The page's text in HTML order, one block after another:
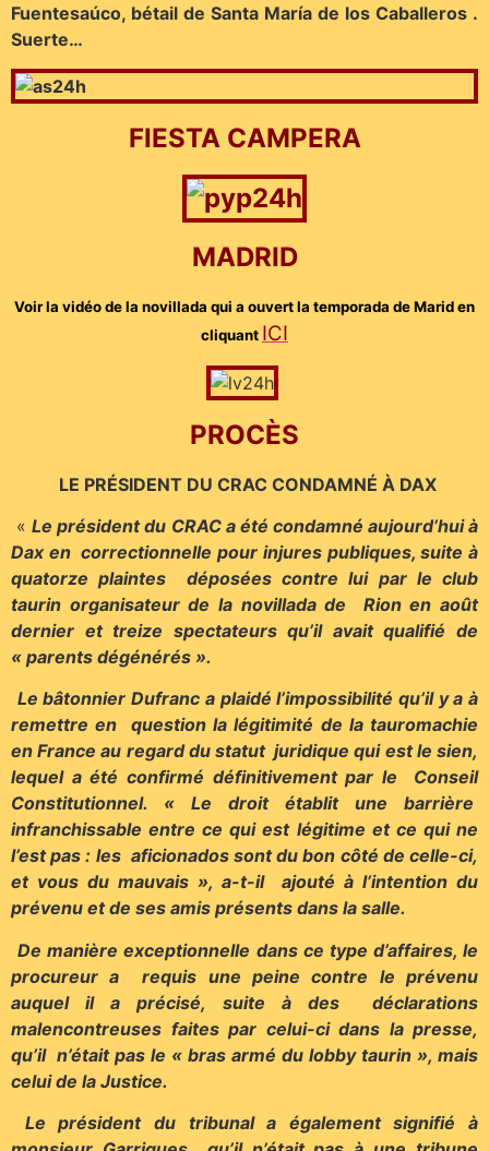
Fuentesaúco, bétail de Santa María de los Caballeros .
Suerte…
FIESTA CAMPERA
MADRID
Voir la vidéo de la novillada qui a ouvert la temporada de Marid en
cliquant ICI
PROCÈS
LE PRÉSIDENT DU CRAC CONDAMNÉ À DAX
«Le président du CRAC a été condamné aujourd’hui à
Dax en correctionnelle pour injures publiques, suite à
quatorze plaintes déposées contre lui par le club
taurin organisateur de la novillada de Rion en août
dernier et treize spectateurs qu’il avait qualifié de
« parents dégénérés ».
Le bâtonnier Dufranc a plaidé l’impossibilité qu’il y a à
remettre en question la légitimité de la tauromachie
en France au regard du statut juridique qui est le sien,
lequel a été confirmé définitivement par le Conseil
Constitutionnel. « Le droit établit une barrière
infranchissable entre ce qui est légitime et ce qui ne
l’est pas : les aficionados sont du bon côté de celle-ci,
et vous du mauvais », a-t-il ajouté à l’intention du
prévenu et de ses amis présents dans la salle.
De manière exceptionnelle dans ce type d’affaires, le
procureur a requis une peine contre le prévenu
auquel il a précisé, suite à des déclarations
malencontreuses faites par celui-ci dans la presse,
qu’il n’était pas le « bras armé du lobby taurin », mais
celui de la Justice.
Le président du tribunal a également signifié à